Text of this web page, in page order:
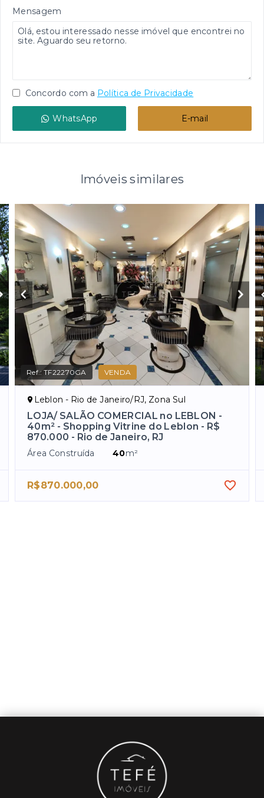
Mensagem
Concordo com a Política de Privacidade
WhatsApp E-mail
Imóveis similares
Ref.:TF22270GA VENDA
Leblon - Rio de Janeiro/RJ, Zona Sul
LOJA/ SALÃO COMERCIAL no LEBLON -
40m² - Shopping Vitrine do Leblon - R$
870.000 - Rio de Janeiro, RJ
Área Construída 40m²
R$870.000,00